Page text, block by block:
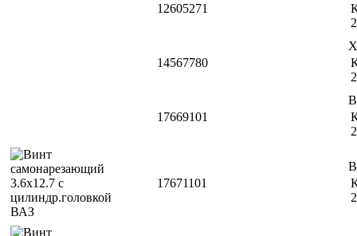
12605271
14567780
17669101
17671101